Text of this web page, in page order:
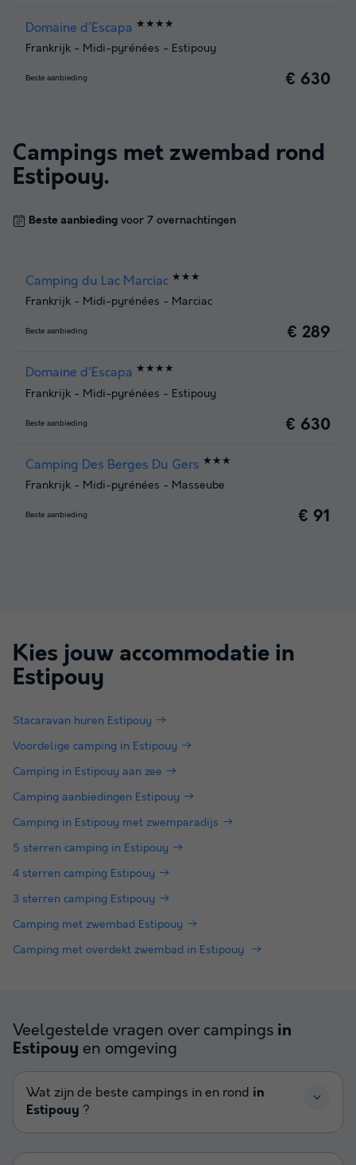
Domaine d'Escapa ★★★★
Frankrijk - Midi-pyrénées - Estipouy
Beste aanbieding € 630
Campings met zwembad rond
Estipouy.
Beste aanbieding voor 7 overnachtingen
Camping du Lac Marciac ★★★
Frankrijk - Midi-pyrénées - Marciac
Beste aanbieding € 289
Domaine d'Escapa ★★★★
Frankrijk - Midi-pyrénées - Estipouy
Beste aanbieding € 630
Camping Des Berges Du Gers ★★★
Frankrijk - Midi-pyrénées - Masseube
Beste aanbieding € 91
Kies jouw accommodatie in
Estipouy
Stacaravan huren Estipouy
Voordelige camping in Estipouy
Camping in Estipouy aan zee
Camping aanbiedingen Estipouy
Camping in Estipouy met zwemparadijs
5 sterren camping in Estipouy
4 sterren camping Estipouy
3 sterren camping Estipouy
Camping met zwembad Estipouy
Camping met overdekt zwembad in Estipouy
Veelgestelde vragen over campings in
Estipouy en omgeving
Wat zijn de beste campings in en rond in
Estipouy ?